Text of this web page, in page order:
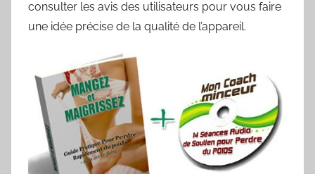
consulter les avis des utilisateurs pour vous faire
une idée précise de la qualité de l’appareil.